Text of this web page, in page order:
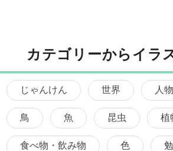
カテゴリーからイラ
じゃんけん 世界 人物
鳥 魚 昆虫 植
食べ物・飲み物 色